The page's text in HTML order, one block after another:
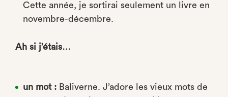
Cette année, je sortirai seulement un livre en
novembre-décembre.
Ah si j’étais…
un mot : Baliverne. J’adore les vieux mots de